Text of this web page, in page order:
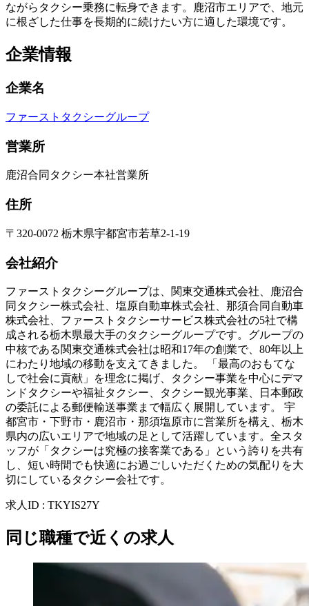
ながらタクシー乗務に転身できます。鹿沼市エリアで、地元
に根ざした仕事を長期的に続けたい方に適した環境です。
企業情報
企業名
ファーストタクシーグループ
営業所
鹿沼合同タクシー本社営業所
住所
〒320-0072 栃木県宇都宮市若草2-1-19
会社紹介
ファーストタクシーグループは、関東交通株式会社、鹿沼合
同タクシー株式会社、塩原自動車株式会社、那須合同自動車
株式会社、ファーストタクシーサービス株式会社の5社で構
成される栃木県最大手のタクシーグループです。グループの
中核である関東交通株式会社は昭和17年の創業で、80年以上
にわたり地域の移動を支えてきました。 「最高のおもてな
しで社会に貢献」を理念に掲げ、タクシー事業を中心にデマ
ンドタクシーや福祉タクシー、タクシー観光事業、日本郵政
の委託による郵便輸送事業まで幅広く展開しています。 宇
都宮市・下野市・鹿沼市・那須塩原市に営業所を構え、栃木
県内の広いエリアで地域の足として活躍しています。全スタ
ッフが「タクシーは究極の接客業である」という誇りを共有
し、短い時間でも快適にお過ごしいただくための気配りを大
切にしているタクシー会社です。
求人ID : TKYIS27Y
同じ職種で近くの求人